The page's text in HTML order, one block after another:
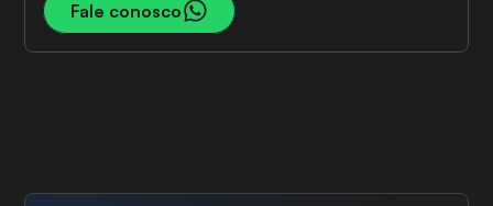
Fale conosco